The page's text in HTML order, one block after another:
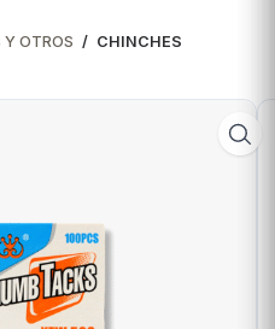
Y OTROS / CHINCHES